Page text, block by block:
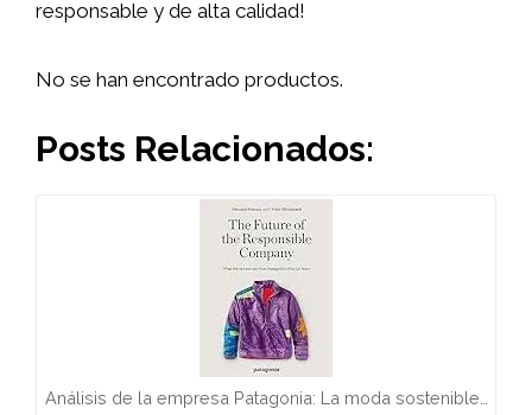
responsable y de alta calidad!
No se han encontrado productos.
Posts Relacionados:
Análisis de la empresa Patagonia: La moda sostenible…